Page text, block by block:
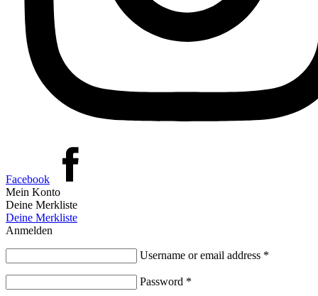
Facebook
Mein Konto
Deine Merkliste
Deine Merkliste
Anmelden
Username or email address *
Password *